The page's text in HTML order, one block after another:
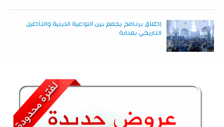
إطلاق برنامج يجمع بين التوعية الدينية والتأصيل
التاريخي بعنابة